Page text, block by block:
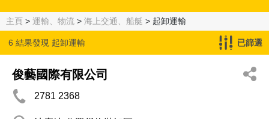
主頁 > 運輸、物流 > 海上交通、船艇 > 起卸運輸
6 結果發現 起卸運輸 已篩選
俊藝國際有限公司
2781 2368